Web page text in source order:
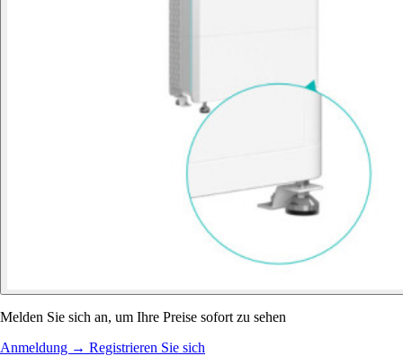
Melden Sie sich an, um Ihre Preise sofort zu sehen
Anmeldung → Registrieren Sie sich